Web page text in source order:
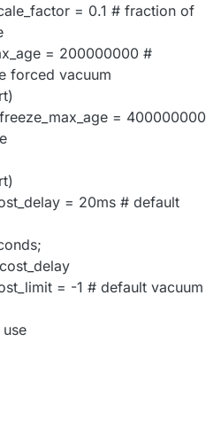
= 0.1 # fraction of
= 200000000 #
forced vacuum
= 400000000
= 20ms # default
= -1 # default vacuum